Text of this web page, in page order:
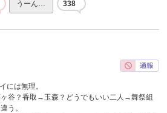
うーん… 338
には無理。
谷？香取→玉森？どうでもいい二人→舞祭組
う。